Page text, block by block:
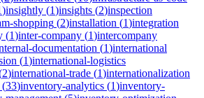
)insightly (1)insights (2)inspection
shopping (2)installation (1)integration
(1)inter-company (1)intercompany
documentation (1)international
(1)international-logistics
2)international-trade (1)internationalization
(33)inventory-analytics (1)inventory-